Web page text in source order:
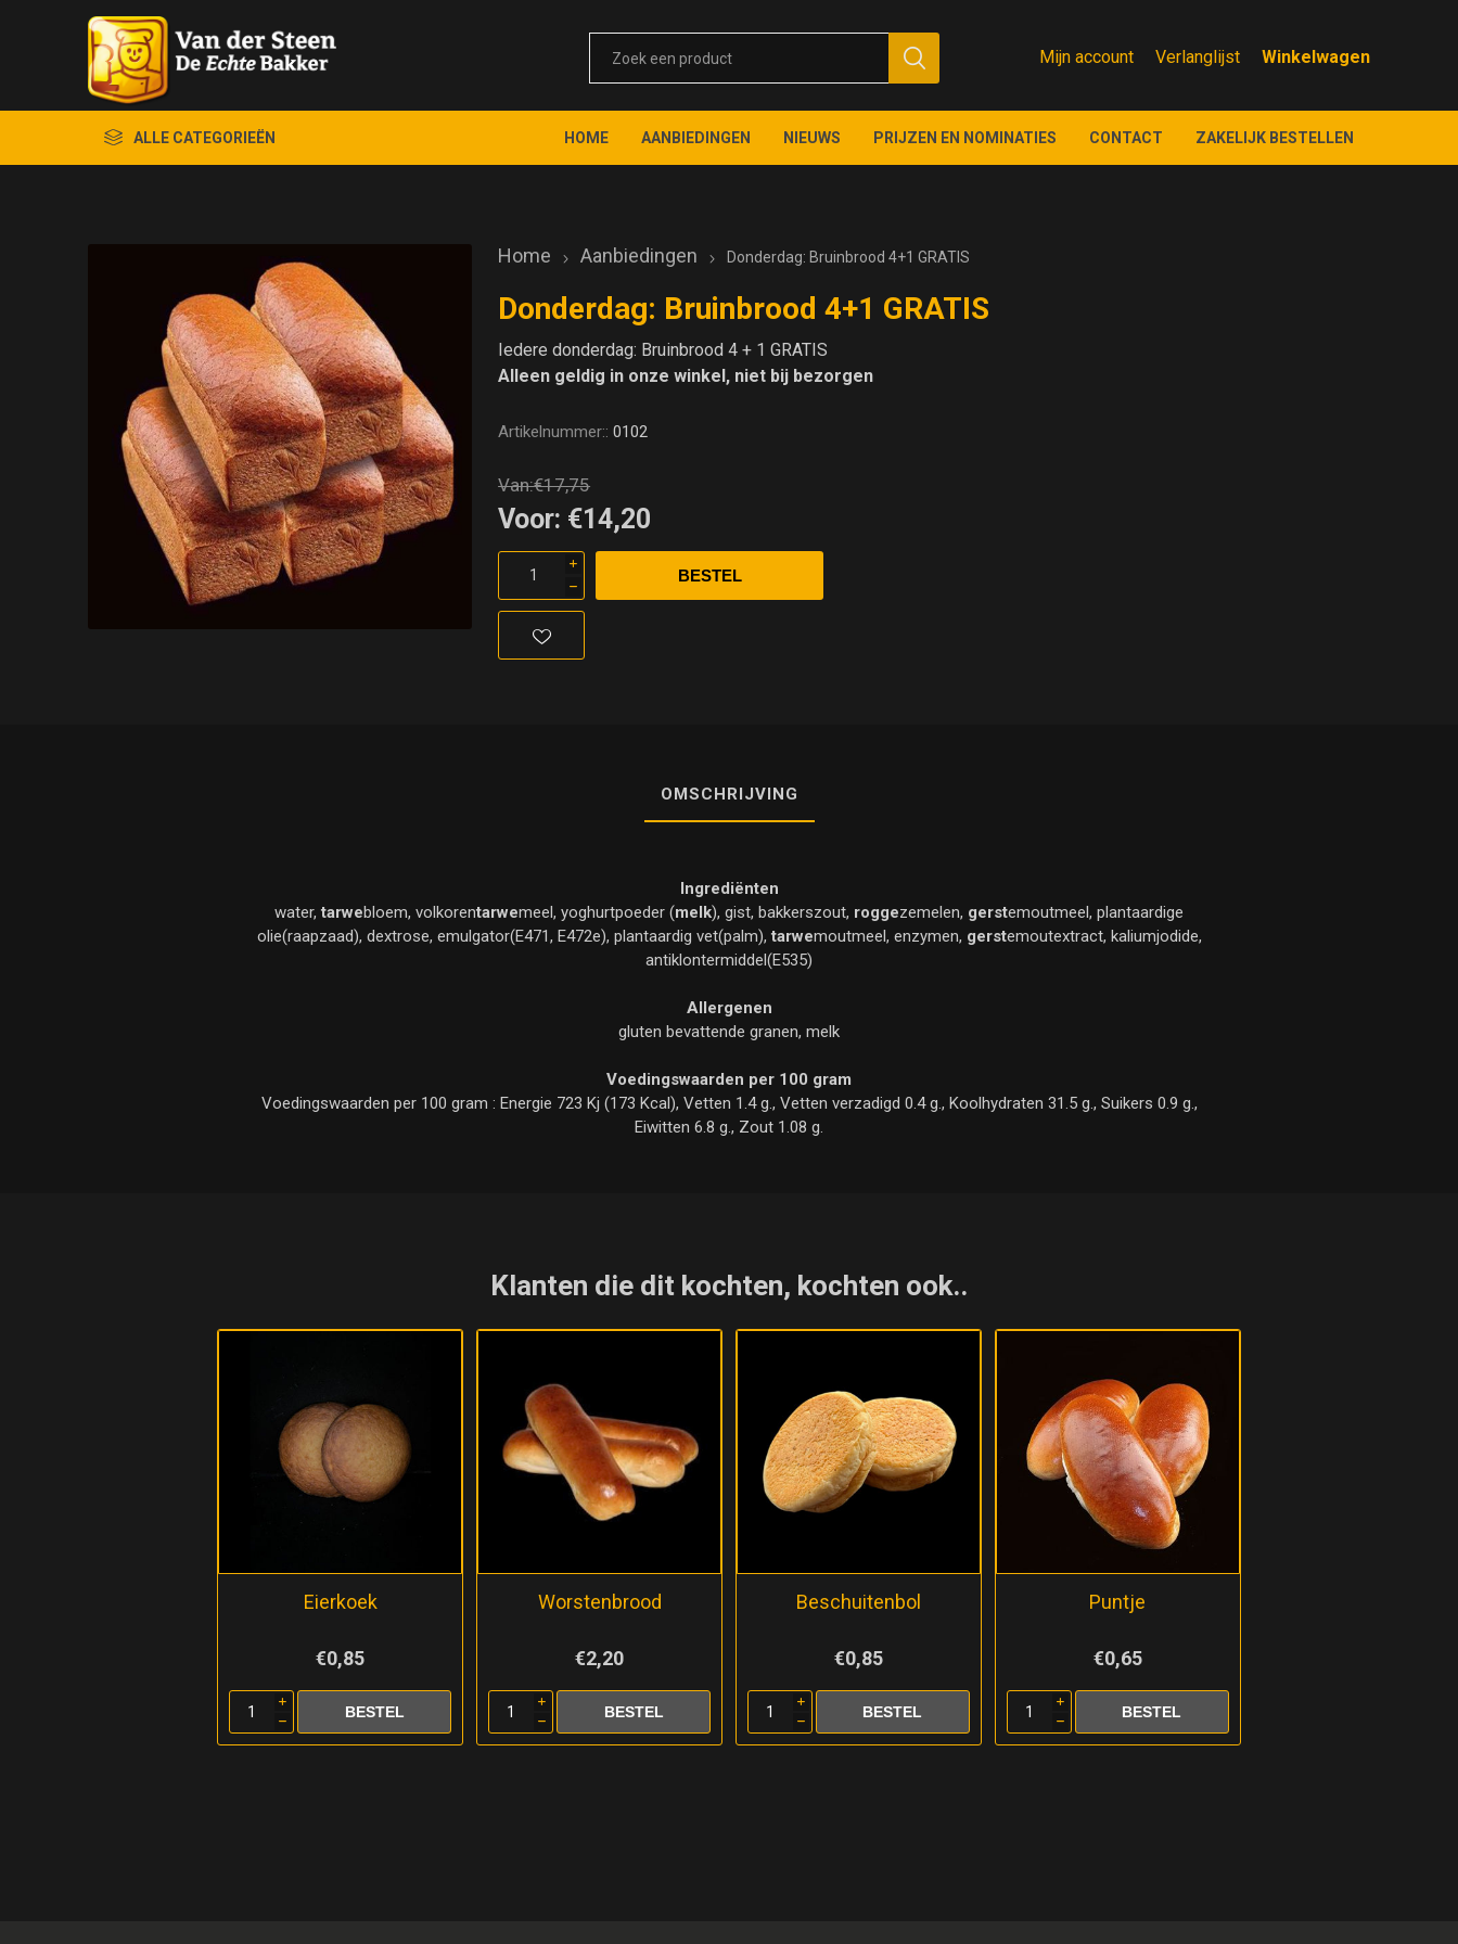
Mijn account Verlanglijst
ALLE CATEGORIEËN HOME AANBIEDINGEN NIEUWS PRIJZEN EN NOMINATIES CONTACT ZAKELIJK BESTELLEN
Home Aanbiedingen Donderdag: Bruinbrood 4+1 GRATIS
Donderdag: Bruinbrood 4+1 GRATIS
Iedere donderdag: Bruinbrood 4 + 1 GRATIS
Alleen geldig in onze winkel, niet bij bezorgen
Artikelnummer:: 0102
Van:€17,75
Voor: €14,20
i
h
OMSCHRIJVING
Ingrediënten
water,tarwebloem, volkorentarwemeel, yoghurtpoeder (melk), gist, bakkerszout, roggezemelen, gerstemoutmeel, plantaardige
olie(raapzaad), dextrose, emulgator(E471, E472e), plantaardig vet(palm),tarwemoutmeel, enzymen, gerstemoutextract, kaliumjodide,
antiklontermiddel(E535)
Allergenen
gluten bevattende granen, melk
Voedingswaarden per 100 gram
Voedingswaarden per 100 gram : Energie 723 Kj (173 Kcal), Vetten 1.4 g., Vetten verzadigd 0.4 g., Koolhydraten 31.5 g., Suikers 0.9 g.,
Eiwitten 6.8 g., Zout 1.08 g.
Klanten die dit kochten, kochten ook..
Eierkoek
€0,85
i
h
Worstenbrood
€2,20
i
h
Beschuitenbol
€0,85
i
h
Puntje
€0,65
i
h